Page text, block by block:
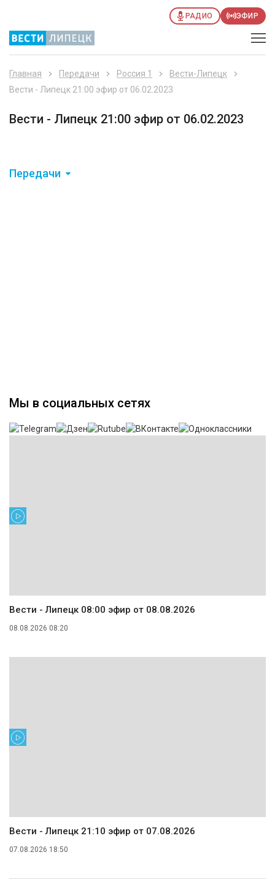
РАДИО ЭФИР
Главная Передачи Россия 1
Вести-Липецк
Вести - Липецк 21:00 эфир от 06.02.2023
Вести - Липецк 21:00 эфир от 06.02.2023
Передачи
Мы в социальных сетях
Вести - Липецк 08:00 эфир от 08.08.2026
08.08.2026 08:20
Вести - Липецк 21:10 эфир от 07.08.2026
07.08.2026 18:50